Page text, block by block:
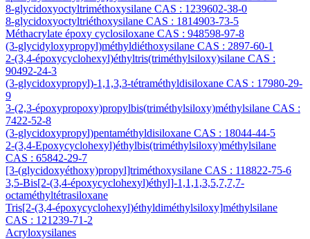
8-glycidoxyoctyltriméthoxysilane CAS : 1239602-38-0
8-glycidoxyoctyltriéthoxysilane CAS : 1814903-73-5
Méthacrylate époxy cyclosiloxane CAS : 948598-97-8
(3-glycidyloxypropyl)méthyldiéthoxysilane CAS : 2897-60-1
2-(3,4-époxycyclohexyl)éthyltris(triméthylsiloxy)silane CAS :
90492-24-3
(3-glycidoxypropyl)-1,1,3,3-tétraméthyldisiloxane CAS : 17980-29-
9
3-(2,3-époxypropoxy)propylbis(triméthylsiloxy)méthylsilane CAS :
7422-52-8
(3-glycidoxypropyl)pentaméthyldisiloxane CAS : 18044-44-5
2-(3,4-Epoxycyclohexyl)éthylbis(triméthylsiloxy)méthylsilane
CAS : 65842-29-7
[3-(glycidoxyéthoxy)propyl]triméthoxysilane CAS : 118822-75-6
3,5-Bis[2-(3,4-époxycyclohexyl)éthyl]-1,1,1,3,5,7,7,7-
octaméthyltétrasiloxane
Tris[2-(3,4-époxycyclohexyl)éthyldiméthylsiloxy]méthylsilane
CAS : 121239-71-2
Acryloxysilanes